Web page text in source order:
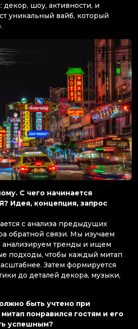
декор, шоу, активности, и
уникальный вайб, который
С чего начинается
Идея, концепция, запрос
с анализа предыдущих
обратной связи. Мы изучаем
анализируем тренды и ищем
подходы, чтобы каждый митап
Затем формируется
до деталей декора, музыки,
быть учтено при
понравился гостям и его
успешным?